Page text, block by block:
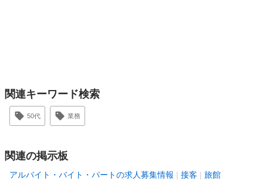
関連キーワード検索
50代 業務
関連の掲示板
アルバイト・バイト・パートの求人募集情報 接客 旅館